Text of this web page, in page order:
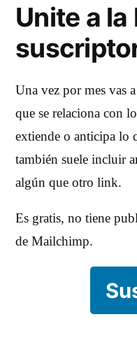
Unite a
Una vez por mes vas
que se relaciona con
extiende o anticipa lo
también suele incluir
algún que otro link.
Es gratis, no tiene
de Mailchimp.